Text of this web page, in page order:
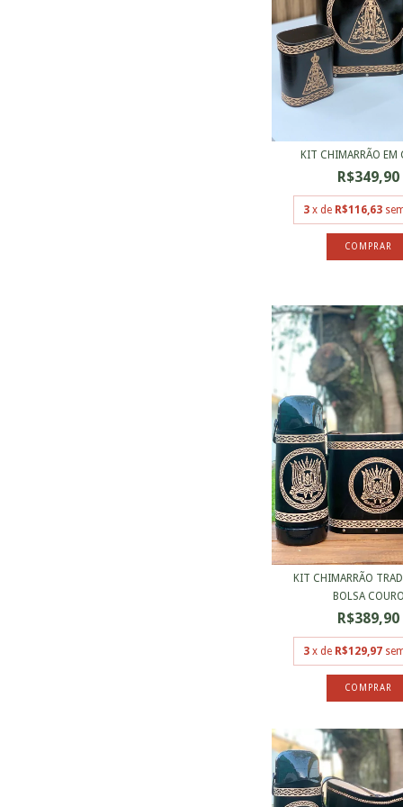
KIT CHIMARRÃO EM
R$349,90
3 x de R$116,63
KIT CHIMARRÃO
BOLSA
R$389,90
3 x de R$129,97